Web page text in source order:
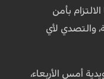
بأمن
والتصدي لأي
أمس الأربعاء،